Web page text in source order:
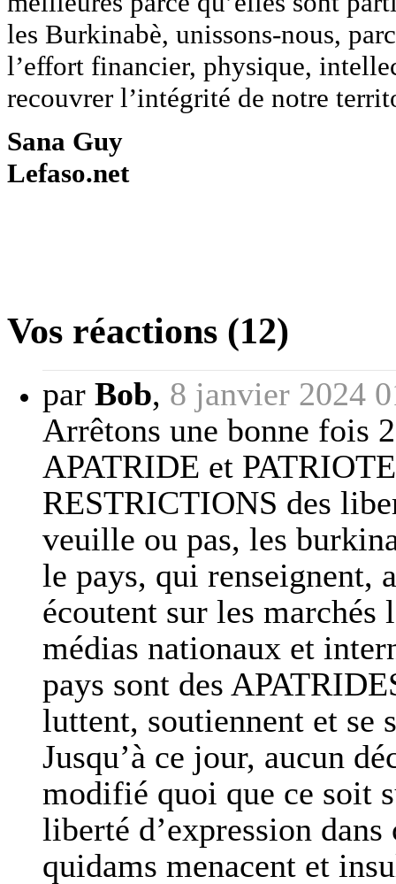
les Burkinabè, unissons-nous,
l’effort financier, physique,
recouvrer l’intégrité de notre
Sana Guy
Lefaso.net
Vos réactions (12)
par Bob, 8 janvier 2024
Arrêtons une bonne fois
APATRIDE et
RESTRICTIONS des
veuille ou pas, les
le pays, qui renseignent,
écoutent sur les
médias nationaux et
pays sont des
luttent, soutiennent et se
Jusqu’à ce jour, aucun
modifié quoi que ce soit
liberté d’expression
quidams menacent et